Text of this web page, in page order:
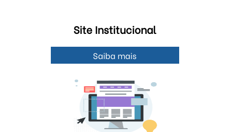
Site Institucional
Saiba mais